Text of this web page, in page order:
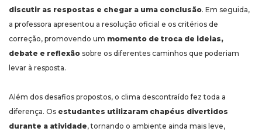
discutir as respostas e chegar a uma conclusão. Em seguida,
a professora apresentou a resolução oficial e os critérios de
correção, promovendo um momento de troca de ideias,
debate e reflexão sobre os diferentes caminhos que poderiam
levar à resposta.
Além dos desafios propostos, o clima descontraído fez toda a
diferença. Os estudantes utilizaram chapéus divertidos
durante a atividade, tornando o ambiente ainda mais leve,